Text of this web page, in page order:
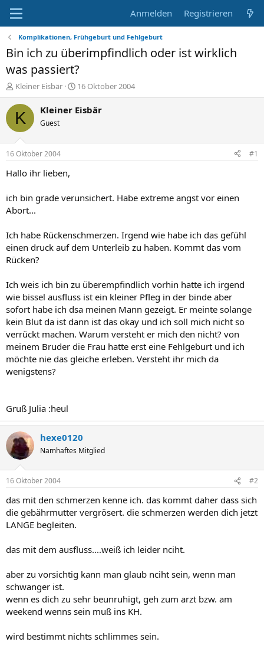
Anmelden Registrieren
Komplikationen, Frühgeburt und Fehlgeburt
Bin ich zu überimpfindlich oder ist wirklich
was passiert?
E
r
s
e
r
Kleiner Eisbär
E
r
s
t
16 Oktober 2004
K Kleiner Eisbär
Guest
16 Oktober 2004 #1
Hallo ihr lieben,
ich bin grade verunsichert. Habe extreme angst vor einen
Abort...
Ich habe Rückenschmerzen. Irgend wie habe ich das gefühl
einen druck auf dem Unterleib zu haben. Kommt das vom
Rücken?
Ich weis ich bin zu überempfindlich vorhin hatte ich irgend
wie bissel ausfluss ist ein kleiner Pfleg in der binde aber
sofort habe ich dsa meinen Mann gezeigt. Er meinte solange
kein Blut da ist dann ist das okay und ich soll mich nicht so
verrückt machen. Warum versteht er mich den nicht? von
meinem Bruder die Frau hatte erst eine Fehlgeburt und ich
möchte nie das gleiche erleben. Versteht ihr mich da
wenigstens?
Gruß Julia :heul
hexe0120
Namhaftes Mitglied
16 Oktober 2004 #2
das mit den schmerzen kenne ich. das kommt daher dass sich
die gebährmutter vergrösert. die schmerzen werden dich jetzt
LANGE begleiten.
das mit dem ausfluss....weiß ich leider nciht.
aber zu vorsichtig kann man glaub nciht sein, wenn man
schwanger ist.
wenn es dich zu sehr beunruhigt, geh zum arzt bzw. am
weekend wenns sein muß ins KH.
wird bestimmt nichts schlimmes sein.